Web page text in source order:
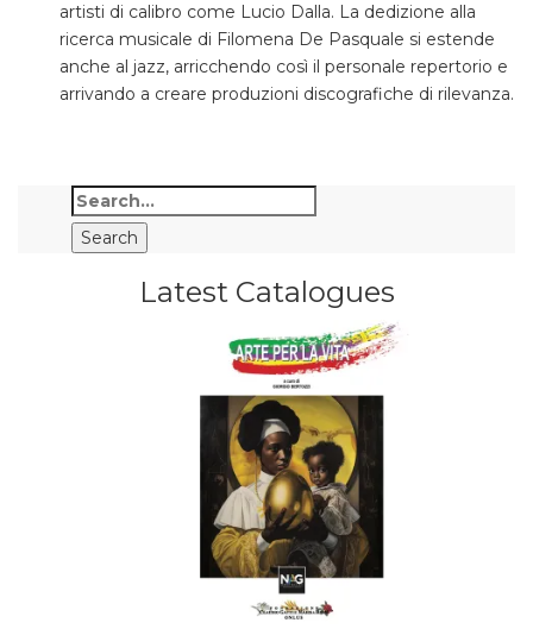
artisti di calibro come Lucio Dalla. La dedizione alla
ricerca musicale di Filomena De Pasquale si estende
anche al jazz, arricchendo così il personale repertorio e
arrivando a creare produzioni discografiche di rilevanza.
Latest Catalogues